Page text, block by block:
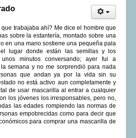
trabajaba ahí? Me dice el hombre que
sobre la estantería, montado sobre una
en una mano sostiene una pequeña pala
lugar donde están las semillas y los
unos minutos conversando; ayer fui a
semana y no me sorprendió para nada
que andan ya por la vida sin su
no está activo aun completamente y
de usar mascarilla al entrar a cualquier
los jóvenes los irresponsables, pero no,
las edades rompiendo las normas de
empobrecidas como para decir que
para comprar una mascarilla de